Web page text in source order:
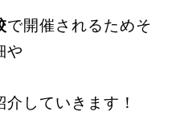
で開催されるためそ
や
介していきます！